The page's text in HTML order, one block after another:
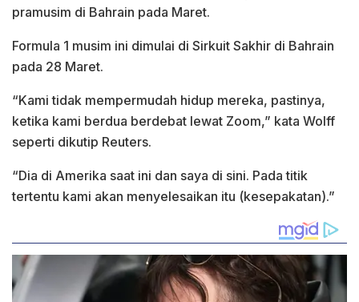
pramusim di Bahrain pada Maret.
Formula 1 musim ini dimulai di Sirkuit Sakhir di Bahrain
pada 28 Maret.
“Kami tidak mempermudah hidup mereka, pastinya,
ketika kami berdua berdebat lewat Zoom,” kata Wolff
seperti dikutip Reuters.
“Dia di Amerika saat ini dan saya di sini. Pada titik
tertentu kami akan menyelesaikan itu (kesepakatan).”